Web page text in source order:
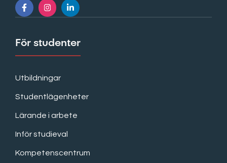
För studenter
Utbildningar
Studentlägenheter
Lärande i arbete
Inför studieval
Kompetenscentrum